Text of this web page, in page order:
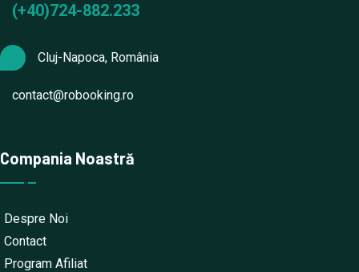
(+40)724-882.233
Cluj-Napoca, România
contact@robooking.ro
Compania Noastră
Despre Noi
Contact
Program Afiliat